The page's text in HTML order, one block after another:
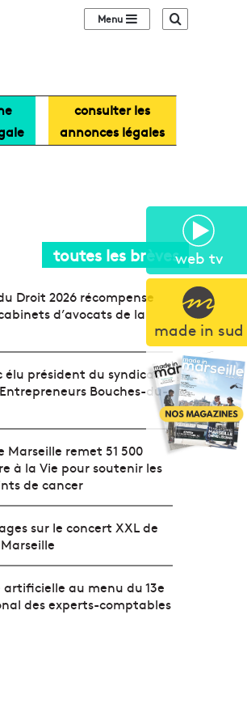
web tv
made in sud
Sidebar (barre
consulter les
annonces légales
toutes les brèves
Droit 2026 récompense
d’avocats de la
élu président du syndicat
Bouches-du-
Marseille remet 51 500
à la Vie pour soutenir les
de cancer
sur le concert XXL de
artificielle au menu du 13e
des experts-comptables